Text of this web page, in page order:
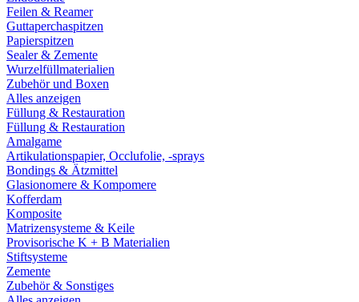
Feilen & Reamer
Guttaperchaspitzen
Papierspitzen
Sealer & Zemente
Wurzelfüllmaterialien
Zubehör und Boxen
Alles anzeigen
Füllung & Restauration
Füllung & Restauration
Amalgame
Artikulationspapier, Occlufolie, -sprays
Bondings & Ätzmittel
Glasionomere & Kompomere
Kofferdam
Komposite
Matrizensysteme & Keile
Provisorische K + B Materialien
Stiftsysteme
Zemente
Zubehör & Sonstiges